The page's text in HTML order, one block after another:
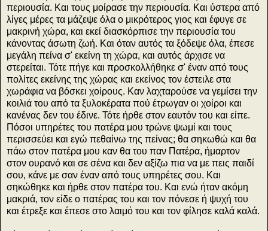
περιουσία. Και τους μοίρασε την περιουσία. Και ύστερα από
λίγες μέρες τα μάζεψε όλα ο μικρότερος γιος και έφυγε σε
μακρινή χώρα, και εκεί διασκόρπισε την περιουσία του
κάνοντας άσωτη ζωή. Και όταν αυτός τα ξόδεψε όλα, έπεσε
μεγάλη πείνα σ' εκείνη τη χώρα, και αυτός άρχισε να
στερείται. Τότε πήγε και προσκολλήθηκε σ' έναν από τους
πολίτες εκείνης της χώρας και εκείνος τον έστειλε στα
χωράφια να βόσκει χοίρους. Καν λαχταρούσε να γεμίσει την
κοιλιά του από τα ξυλοκέρατα πού έτρωγαν οι χοίροι και
κανένας δεν του έδινε. Τότε ήρθε στον εαυτόν του και είπε.
Πόσοι υπηρέτες του πατέρα μου τρώνε ψωμί και τους
περισσεύει και εγώ πεθαίνω της πείνας; θα σηκωθώ και θα
πάω στον πατέρα μου καν θα του παν Πατέρα, ήμαρτον
στον ουρανό και σε σένα και δεν αξίζω πια να με πεις παιδί
σου, κάνε με σαν έναν από τους υπηρέτες σου. Και
σηκώθηκε και ήρθε στον πατέρα του. Και ενώ ήταν ακόμη
μακριά, τον είδε ο πατέρας του και τον πόνεσε ή ψυχή του
και έτρεξε και έπεσε στο λαιμό του και τον φίλησε καλά καλά.